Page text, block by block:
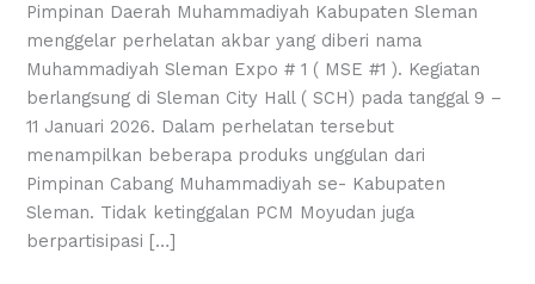
Pimpinan Daerah Muhammadiyah Kabupaten Sleman
menggelar perhelatan akbar yang diberi nama
Muhammadiyah Sleman Expo # 1 ( MSE #1 ). Kegiatan
berlangsung di Sleman City Hall ( SCH) pada tanggal 9 –
11 Januari 2026. Dalam perhelatan tersebut
menampilkan beberapa produks unggulan dari
Pimpinan Cabang Muhammadiyah se- Kabupaten
Sleman. Tidak ketinggalan PCM Moyudan juga
berpartisipasi […]